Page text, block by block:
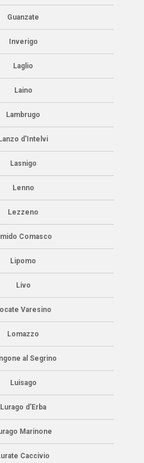
Guanzate
Inverigo
Laglio
Laino
Lambrugo
Lanzo d'Intelvi
Lasnigo
Lenno
Lezzeno
Comasco
Lipomo
Livo
Varesino
Lomazzo
al Segrino
Luisago
Lurago d'Erba
Marinone
Caccivio